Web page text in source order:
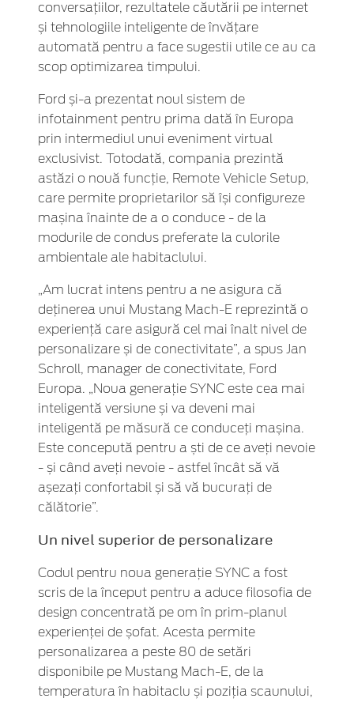
conversațiilor, rezultatele căutării pe internet
și tehnologiile inteligente de învățare
automată pentru a face sugestii utile ce au ca
scop optimizarea timpului.
Ford și-a prezentat noul sistem de
infotainment pentru prima dată în Europa
prin intermediul unui eveniment virtual
exclusivist. Totodată, compania prezintă
astăzi o nouă funcție, Remote Vehicle Setup,
care permite proprietarilor să își configureze
mașina înainte de a o conduce - de la
modurile de condus preferate la culorile
ambientale ale habitaclului.
„Am lucrat intens pentru a ne asigura că
deținerea unui Mustang Mach-E reprezintă o
experiență care asigură cel mai înalt nivel de
personalizare și de conectivitate”, a spus Jan
Schroll, manager de conectivitate, Ford
Europa. „Noua generație SYNC este cea mai
inteligentă versiune și va deveni mai
inteligentă pe măsură ce conduceți mașina.
Este concepută pentru a ști de ce aveți nevoie
- și când aveți nevoie - astfel încât să vă
așezați confortabil și să vă bucurați de
călătorie”.
Un nivel superior de personalizare
Codul pentru noua generație SYNC a fost
scris de la început pentru a aduce filosofia de
design concentrată pe om în prim-planul
experienței de șofat. Acesta permite
personalizarea a peste 80 de setări
disponibile pe Mustang Mach-E, de la
temperatura în habitaclu și poziția scaunului,